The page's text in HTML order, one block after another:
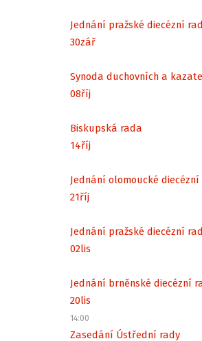
Jednání pražské diecézní
30zář
Synoda duchovních a
08říj
Biskupská rada
14říj
Jednání olomoucké
21říj
Jednání pražské diecézní
02lis
Jednání brněnské diecézní
20lis
14:00
Zasedání Ústřední rady